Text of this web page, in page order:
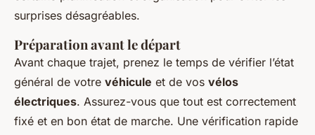
surprises désagréables.
Préparation avant le départ
Avant chaque trajet, prenez le temps de vérifier l’état
général de votre véhicule et de vos vélos
électriques. Assurez-vous que tout est correctement
fixé et en bon état de marche. Une vérification rapide